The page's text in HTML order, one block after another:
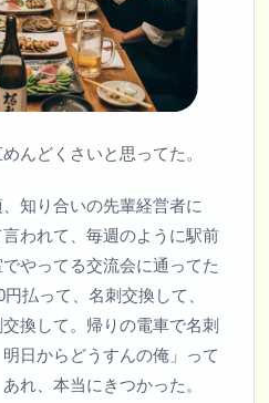
んどくさいと思ってた。
知り合いの先輩経営者に
言われて、毎週のように駅前
やってる交流会に通ってた
払って、名刺交換して、
換して。帰りの電車で名刺
日からどうすんの俺」って
れ、本当にきつかった。